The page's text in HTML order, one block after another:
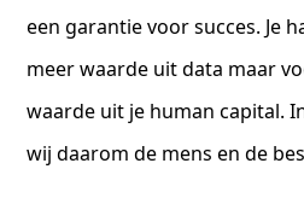
een garantie voor succes. Je
meer waarde uit data maar
waarde uit je human capital.
wij daarom de mens en de